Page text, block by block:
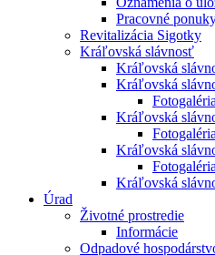
Pracovné
Revitalizácia Sigotky
Kráľovská slávnosť
Kráľovská
Kráľovská
Fotogaléria
Kráľovská
Fotogaléria
Kráľovská
Fotogaléria
Kráľovská
Úrad
Životné prostredie
Informácie
Odpadové